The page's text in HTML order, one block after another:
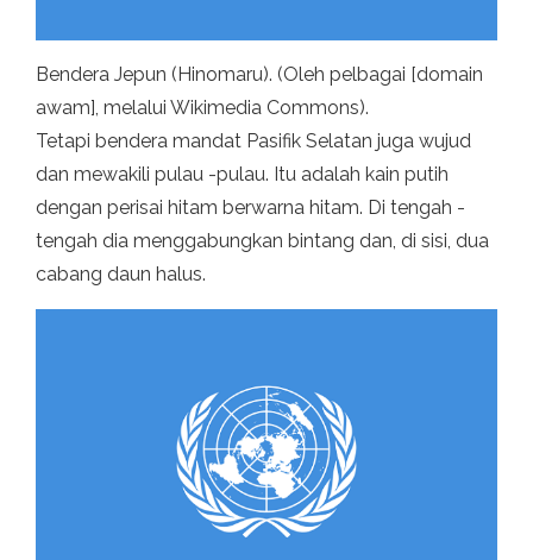
Bendera Jepun (Hinomaru). (Oleh pelbagai [domain
awam], melalui Wikimedia Commons).
Tetapi bendera mandat Pasifik Selatan juga wujud
dan mewakili pulau -pulau. Itu adalah kain putih
dengan perisai hitam berwarna hitam. Di tengah -
tengah dia menggabungkan bintang dan, di sisi, dua
cabang daun halus.